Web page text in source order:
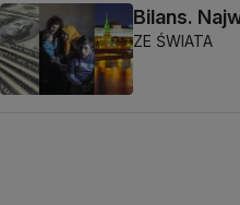
Bilans.
ZE ŚWIATA